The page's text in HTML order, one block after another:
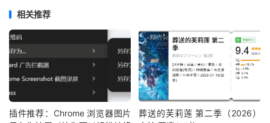
相关推荐
插件推荐：Chrome 浏览器图片
葬送的芙莉莲 第二季（2026）